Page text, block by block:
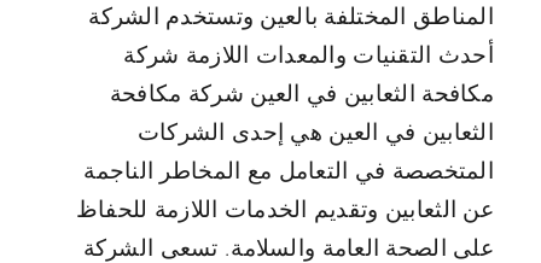
المناطق المختلفة بالعين وتستخدم الشركة
أحدث التقنيات والمعدات اللازمة شركة
مكافحة الثعابين في العين شركة مكافحة
الثعابين في العين هي إحدى الشركات
المتخصصة في التعامل مع المخاطر الناجمة
عن الثعابين وتقديم الخدمات اللازمة للحفاظ
على الصحة العامة والسلامة. تسعى الشركة